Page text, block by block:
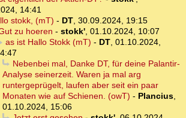
14:41
stokk, (mT) - DT, 30.09.2024, 19:15
zu hoeren - stokk', 01.10.2024, 10:07
as ist Hallo Stokk (mT) - DT, 01.10.2024,
Nebenbei mal, Danke DT, für deine Palantir-
Analyse seinerzeit. Waren ja mal arg
runtergeprügelt, laufen aber seit ein paar
Monaten wie auf Schienen. (owT) - Plancius,
01.10.2024, 15:06